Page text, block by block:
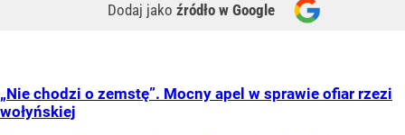
Dodaj jako źródło w Google
„Nie chodzi o zemstę”. Mocny apel w sprawie ofiar rzezi
wołyńskiej